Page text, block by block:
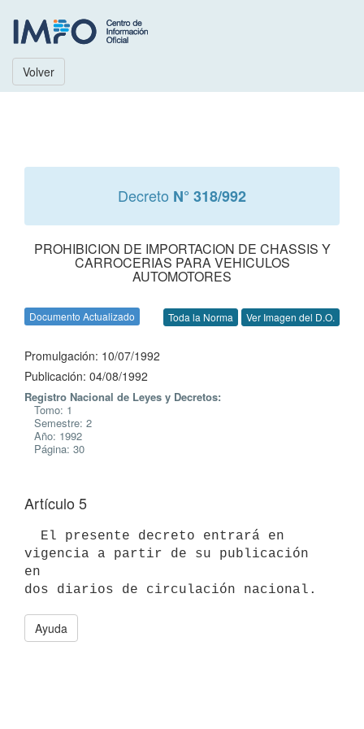
Volver
Decreto N° 318/992
PROHIBICION DE IMPORTACION DE CHASSIS Y
CARROCERIAS PARA VEHICULOS
AUTOMOTORES
Documento Actualizado Toda la Norma Ver Imagen del D.O.
Promulgación: 10/07/1992
Publicación: 04/08/1992
Registro Nacional de Leyes y Decretos:
Tomo: 1
Semestre: 2
Año: 1992
Página: 30
Artículo 5
vigencia a partir de su publicación
en
Ayuda